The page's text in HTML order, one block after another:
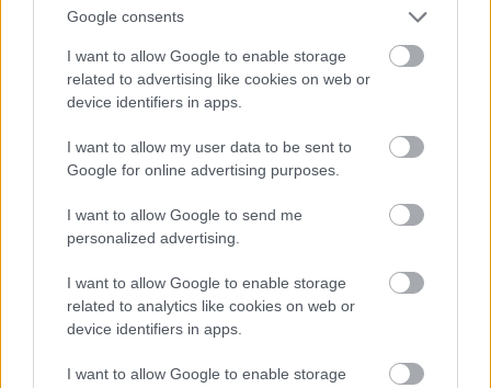
Google consents
I want to allow Google to enable storage
related to advertising like cookies on web or
device identifiers in apps.
I want to allow my user data to be sent to
Google for online advertising purposes.
I want to allow Google to send me
personalized advertising.
I want to allow Google to enable storage
related to analytics like cookies on web or
device identifiers in apps.
I want to allow Google to enable storage